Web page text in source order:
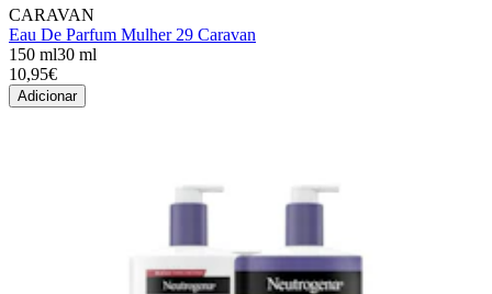
CARAVAN
Eau De Parfum Mulher 29 Caravan
150 ml30 ml
10,95€
Adicionar